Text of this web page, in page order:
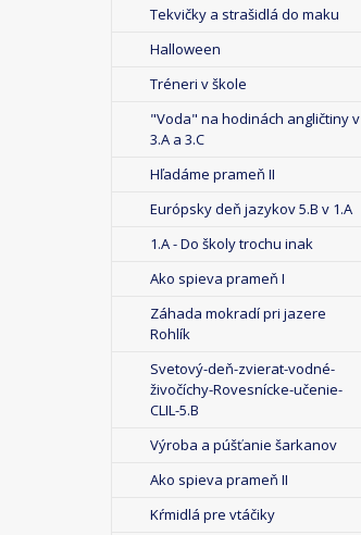
Tekvičky a strašidlá do maku
Halloween
Tréneri v škole
"Voda" na hodinách angličtiny v
3.A a 3.C
Hľadáme prameň II
Európsky deň jazykov 5.B v 1.A
1.A - Do školy trochu inak
Ako spieva prameň I
Záhada mokradí pri jazere
Rohlík
Svetový-deň-zvierat-vodné-
živočíchy-Rovesnícke-učenie-
CLIL-5.B
Výroba a púšťanie šarkanov
Ako spieva prameň II
Kŕmidlá pre vtáčiky